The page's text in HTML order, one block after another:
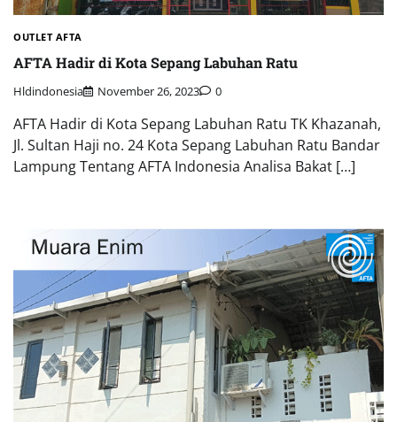
OUTLET AFTA
AFTA Hadir di Kota Sepang Labuhan Ratu
Hldindonesia November 26, 2023 0
AFTA Hadir di Kota Sepang Labuhan Ratu TK Khazanah,
Jl. Sultan Haji no. 24 Kota Sepang Labuhan Ratu Bandar
Lampung Tentang AFTA Indonesia Analisa Bakat […]